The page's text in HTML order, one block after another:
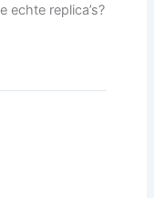
echte replica’s?